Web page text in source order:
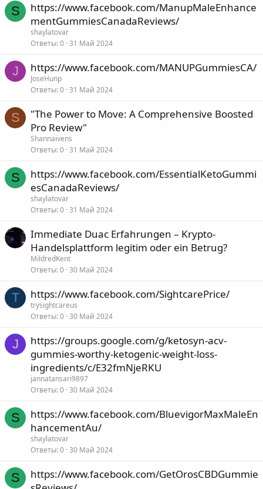
S
https://www.facebook.com/ManupMaleEnhance
mentGummiesCanadaReviews/
shaylatovar
Ответы 0 31 Май 2024
J https://www.facebook.com/MANUPGummiesCA/
JoseHunp
Ответы 0 31 Май 2024
S
"The Power to Move: A Comprehensive Boosted
Pro Review"
Shannaivens
Ответы 0 31 Май 2024
S
https://www.facebook.com/EssentialKetoGummi
esCanadaReviews/
shaylatovar
Ответы 0 31 Май 2024
Immediate Duac Erfahrungen – Krypto-
Handelsplattform legitim oder ein Betrug?
MildredKent
Ответы 0 30 Май 2024
T https://www.facebook.com/SightcarePrice/
trysightcareus
Ответы 0 30 Май 2024
J
https://groups.google.com/g/ketosyn-acv-
gummies-worthy-ketogenic-weight-loss-
ingredients/c/E32fmNjeRKU
jannatansari9897
Ответы 0 30 Май 2024
S
https://www.facebook.com/BluevigorMaxMaleEn
hancementAu/
shaylatovar
Ответы 0 30 Май 2024
S
https://www.facebook.com/GetOrosCBDGummie